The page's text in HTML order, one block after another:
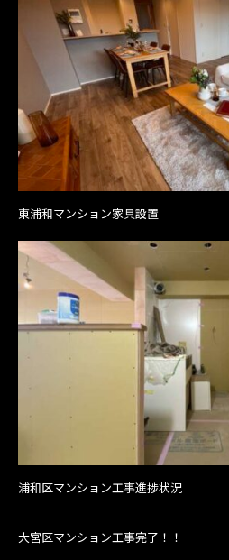
東浦和マンション家具設置
浦和区マンション工事進捗状況
大宮区マンション工事完了！！